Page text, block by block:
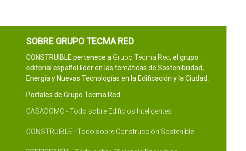
SOBRE GRUPO TECMA RED
CONSTRUIBLE pertenece a Grupo Tecma Red, el grupo
editorial español líder en las temáticas de Sostenibilidad,
Energía y Nuevas Tecnologías en la Edificación y la Ciudad.
Portales de Grupo Tecma Red:
CASADOMO - Todo sobre Edificios Inteligentes
CONSTRUIBLE - Todo sobre Construcción Sostenible